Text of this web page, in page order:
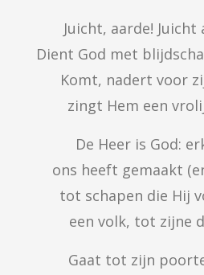
Juicht, aarde! Juicht
Dient God met
Komt, nadert voor
zingt Hem een
De Heer is God:
ons heeft gemaakt
tot schapen die Hij
een volk, tot zijne
Gaat tot zijn